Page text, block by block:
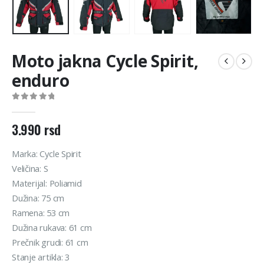
Moto jakna Cycle Spirit,
enduro
3.990 rsd
Marka: Cycle Spirit
Veličina: S
Materijal: Poliamid
Dužina: 75 cm
Ramena: 53 cm
Dužina rukava: 61 cm
Prečnik grudi: 61 cm
Stanje artikla: 3